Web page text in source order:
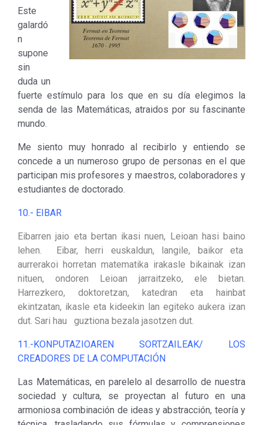
Este
galardó
n
supone
sin
duda un
fuerte estímulo para los que en su día elegimos la
senda de las Matemáticas, atraidos por su fascinante
mundo.
Me siento muy honrado al recibirlo y entiendo se
concede a un numeroso grupo de personas en el que
participan mis profesores y maestros, colaboradores y
estudiantes de doctorado.
10.- EIBAR
Eibarren jaio eta bertan ikasi nuen, Leioan hasi baino
lehen. Eibar, herri euskaldun, langile, baikor eta
aurrerakoi horretan matematika irakasle bikainak izan
nituen, ondoren Leioan jarraitzeko, ele bietan.
Harrezkero, doktoretzan, katedran eta hainbat
ekintzatan, ikasle eta kideekin lan egiteko aukera izan
dut. Sari hau guztiona bezala jasotzen dut.
11.-KONPUTAZIOAREN SORTZAILEAK/ LOS
CREADORES DE LA COMPUTACIÓN
Las Matemáticas, en parelelo al desarrollo de nuestra
sociedad y cultura, se proyectan al futuro en una
armoniosa combinación de ideas y abstracción, teoría y